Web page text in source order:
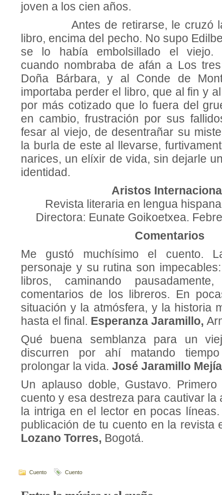
joven a los cien años.
Antes de retirarse, le cruzó
libro, encima del pecho. No supo
se lo había embolsillado el viejo.
cuando nombraba de afán a Los
Doña Bárbara, y al Conde de
impor­taba perder el libro, que al fin y
por más cotizado que lo fuera del
en cambio, frustración por sus
fesar al viejo, de desentrañar su
la burla de este al llevarse,
narices, un elíxir de vida, sin dejarle
identidad.
Aristos
Revista literaria en lengua
Directora: Eunate Goikoetxea.
Comentarios
Me gustó muchísimo el cuento.
personaje y su rutina son
libros, caminando
comentarios de los libreros. En
situación y la atmósfera, y la historia
hasta el final. Esperanza Jaramillo,
Qué buena semblanza para un
discurren por ahí matando
prolongar la vida. José Jaramillo
Un aplauso doble, Gustavo.
cuento y esa destreza para cautivar la
la intriga en el lector en pocas
publicación de tu cuento en la revista
Lozano Torres, Bogotá.
Cuento Cuento